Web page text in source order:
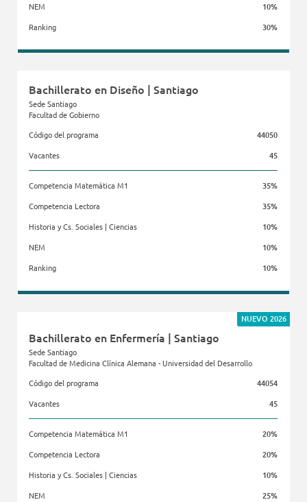
NEM 10%
Ranking 30%
Facultad de Gobierno
Bachillerato en Diseño | Santiago
Sede Santiago
Facultad de Gobierno
Código del programa
44050
Vacantes 45
Competencia Matemática M1 35%
Competencia Lectora 35%
Historia y Cs. Sociales | Ciencias 10%
NEM 10%
Ranking 10%
Facultad de Gobierno
NUEVO 2026
Bachillerato en Enfermería | Santiago
Sede Santiago
Facultad de Medicina Clínica Alemana - Universidad del Desarrollo
Código del programa
44054
Vacantes 45
Competencia Matemática M1 20%
Competencia Lectora 20%
Historia y Cs. Sociales | Ciencias 10%
NEM 25%